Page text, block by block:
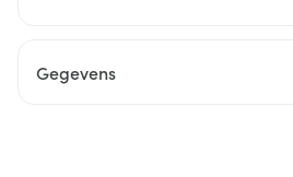
Gegevens